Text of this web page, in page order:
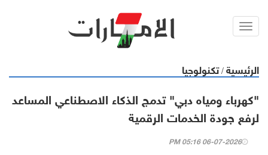
Toggl
الرئيسية /تكنولوجيا
"كهرباء ومياه دبي" تدمج الذكاء الاصطناعي المساعد
لرفع جودة الخدمات الرقمية
06-07-2026 05:16 PM